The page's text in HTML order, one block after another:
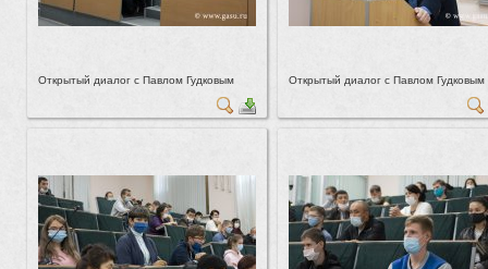
Открытый диалог с Павлом Гудковым Открытый диалог с Павлом Гудковым